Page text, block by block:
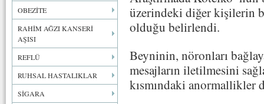
OBEZİTE
RAHİM AĞZI KANSERİ
AŞISI
REFLÜ
RUHSAL HASTALIKLAR
SİGARA
üzerindeki diğer kişilerin
olduğu belirlendi.
Beyninin, nöronları
mesajların iletilmesini
kısmındaki anormallikler